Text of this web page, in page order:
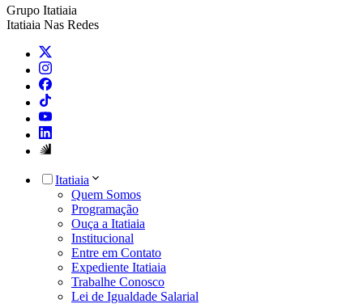
Grupo Itatiaia
Itatiaia Nas Redes
Itatiaia
Quem Somos
Programação
Ouça a Itatiaia
Institucional
Entre em Contato
Expediente Itatiaia
Trabalhe Conosco
Lei de Igualdade Salarial